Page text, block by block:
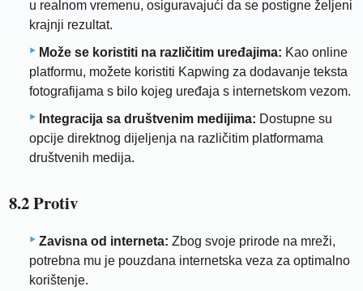
u realnom vremenu, osiguravajući da se postigne željeni
krajnji rezultat.
Može se koristiti na različitim uređajima: Kao online
platformu, možete koristiti Kapwing za dodavanje teksta
fotografijama s bilo kojeg uređaja s internetskom vezom.
Integracija sa društvenim medijima: Dostupne su
opcije direktnog dijeljenja na različitim platformama
društvenih medija.
8.2 Protiv
Zavisna od interneta: Zbog svoje prirode na mreži,
potrebna mu je pouzdana internetska veza za optimalno
korištenje.